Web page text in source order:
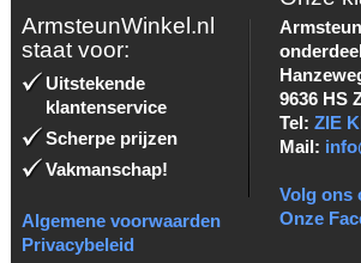
ArmsteunWinkel.nl
staat voor:
Uitstekende
klantenservice
Scherpe prijzen
Vakmanschap!
Algemene voorwaarden
Privacybeleid
9636 HS
Tel: ZIE
Mail:
Volg ons
Onze